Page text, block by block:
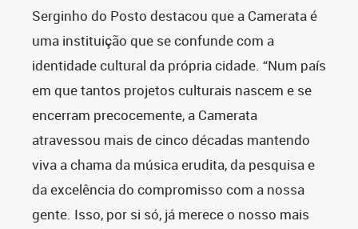
Serginho do Posto destacou que a Camerata é
uma instituição que se confunde com a
identidade cultural da própria cidade. “Num país
em que tantos projetos culturais nascem e se
encerram precocemente, a Camerata
atravessou mais de cinco décadas mantendo
viva a chama da música erudita, da pesquisa e
da excelência do compromisso com a nossa
gente. Isso, por si só, já merece o nosso mais